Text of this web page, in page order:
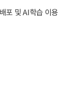
포 및 AI학습 이용